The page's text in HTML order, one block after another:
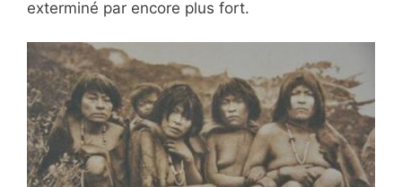
exterminé par encore plus fort.